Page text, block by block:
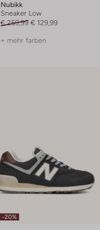
Nubikk
Sneaker Low
€ 259,99 € 129,99
+ mehr farben
-20%